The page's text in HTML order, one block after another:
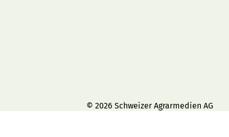
© 2026 Schweizer Agrarmedien AG